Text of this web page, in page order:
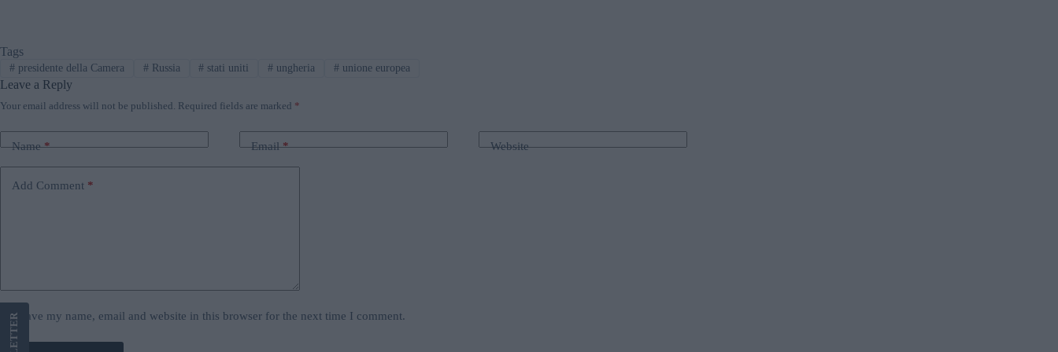
Tags
#presidente della Camera #Russia # stati uniti # ungheria # unione europea
Leave a Reply
Your email address will not be published. Required fields are marked *
Name* Email* Website
Add Comment *
Save my name, email and website in this browser for the next time I comment.
LETTER